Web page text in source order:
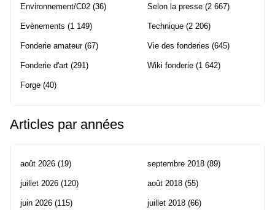
Environnement/C02 (36)
Evènements (1 149)
Fonderie amateur(67)
Fonderie d'art (291)
Forge (40)
Selon la presse (2 667)
Technique (2 206)
Vie des fonderies (645)
Wiki fonderie (1 642)
Articles par années
août 2026 (19)
juillet 2026 (120)
juin 2026 (115)
septembre 2018 (89)
août 2018 (55)
juillet 2018 (66)